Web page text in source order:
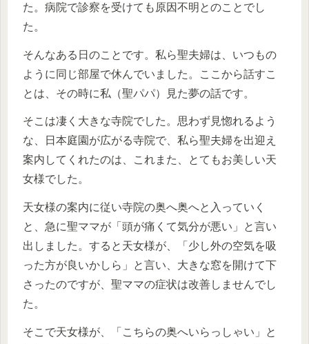
た。病院で診察を受けても原因不明とのことでし
た。
そんなある日のことです。私ら聖夫婦は、いつもの
ように同じ部屋で休んでいました。ここから話すこ
とは、その時に私（聖パパ）見た夢の話です。
そこは凄く大きな寺院でした。思わず見惚れるよう
な、日本庭園が広がる寺院で、私ら聖夫婦を出迎え
案内してくれたのは、これまた、とてもお美しい天
女様でした。
天女様の案内に従い寺院の奥へ奥へと入っていく
と、急に聖ママが「頭が痛くて気分が悪い」と言い
出しました。すると天女様が、「少し外の空気を吸
った方が良いかしら」と言い、大きな窓を開けて下
さったのですが、聖ママの症状は改善しませんでし
た。
そこで天女様が、「こちらの奥へいらっしゃい」と